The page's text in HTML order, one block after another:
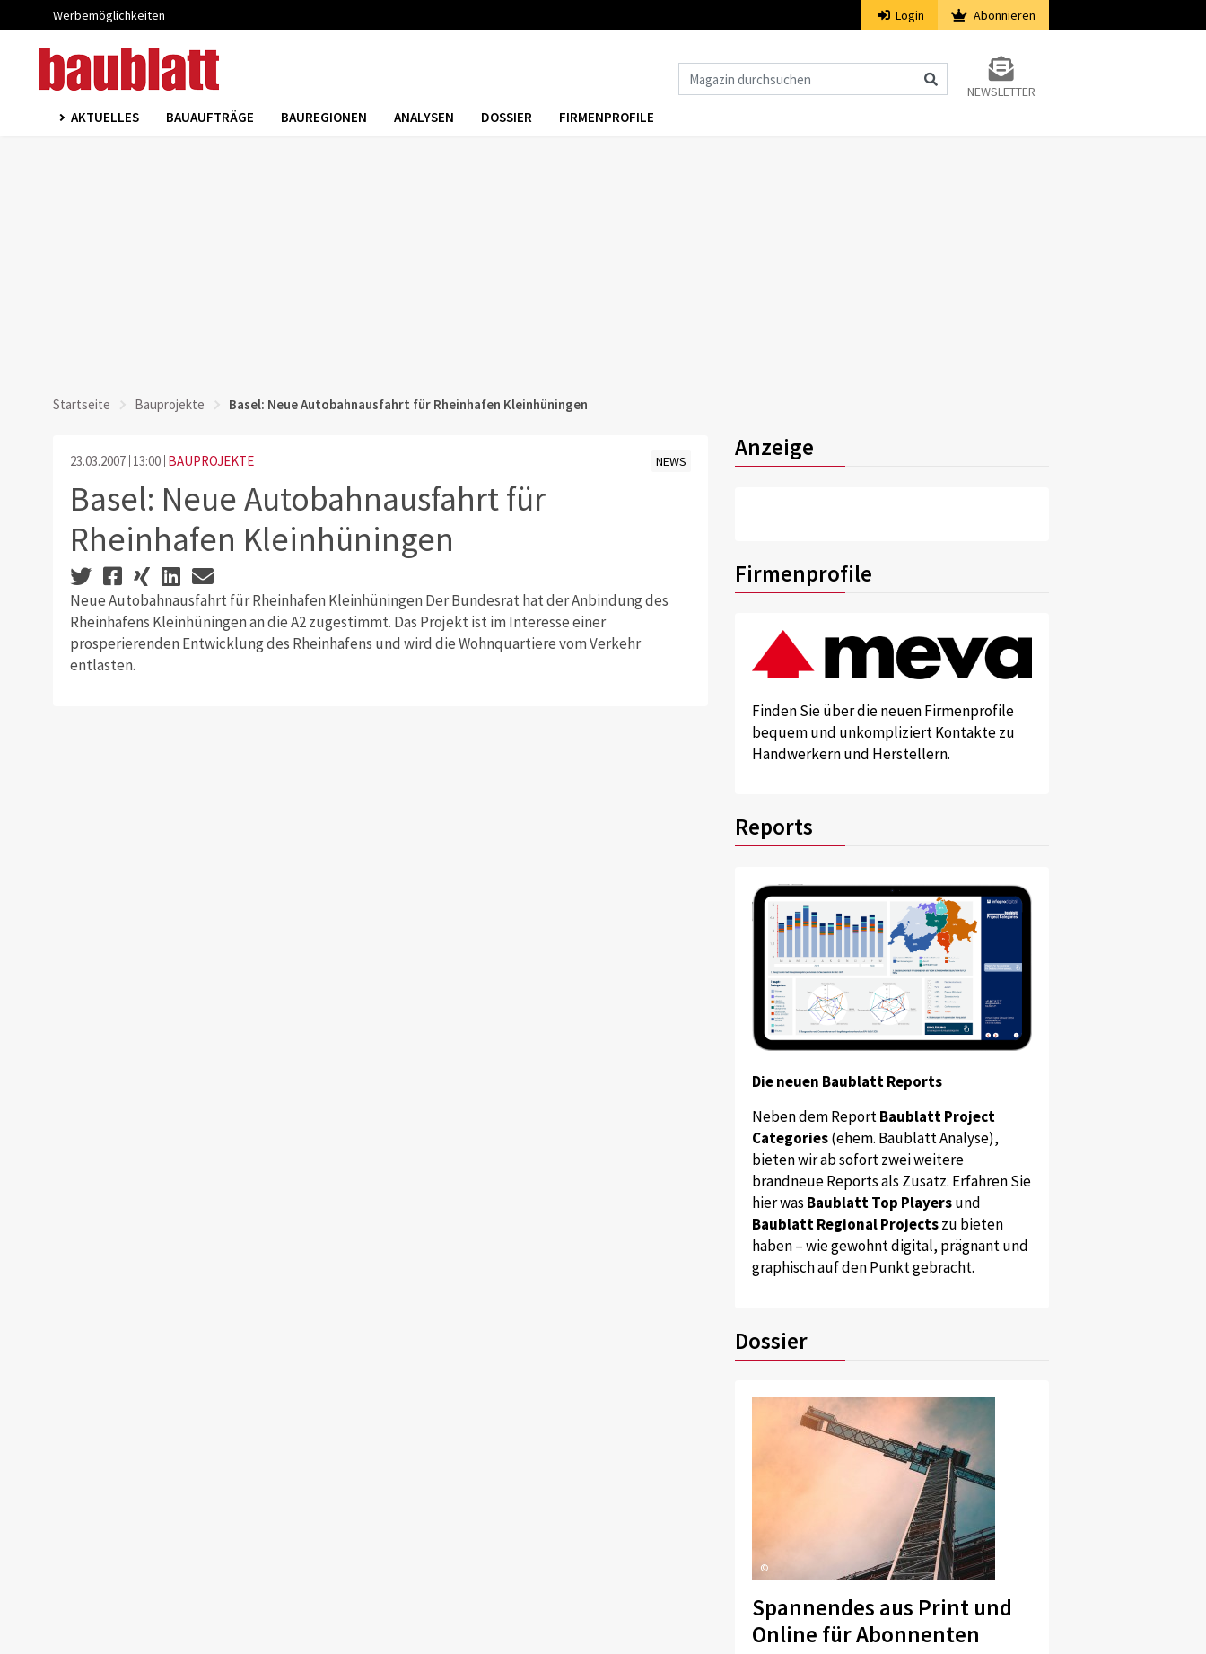
Werbemöglichkeiten Login Abonnieren
NEWSLETTER
AKTUELLES BAUAUFTRÄGE BAUREGIONEN ANALYSEN DOSSIER FIRMENPROFILE
Startseite Bauprojekte Basel: Neue Autobahnausfahrt für Rheinhafen Kleinhüningen
23.03.2007 13:00 BAUPROJEKTE NEWS
Basel: Neue Autobahnausfahrt für
Rheinhafen Kleinhüningen
Neue Autobahnausfahrt für Rheinhafen Kleinhüningen Der Bundesrat hat der Anbindung des
Rheinhafens Kleinhüningen an die A2 zugestimmt. Das Projekt ist im Interesse einer
prosperierenden Entwicklung des Rheinhafens und wird die Wohnquartiere vom Verkehr
entlasten.
Anzeige
Firmenprofile
Finden Sie über die neuen Firmenprofile
bequem und unkompliziert Kontakte zu
Handwerkern und Herstellern.
Reports
Die neuen Baublatt Reports
Neben dem ReportBaublatt Project
Categories(ehem. Baublatt Analyse),
bieten wir ab sofort zwei weitere
brandneue Reports als Zusatz. Erfahren Sie
hier was Baublatt Top Playersund
Baublatt Regional Projectszu bieten
haben – wie gewohnt digital, prägnant und
graphisch auf den Punkt gebracht.
Dossier
©
Spannendes aus Print und
Online für Abonnenten